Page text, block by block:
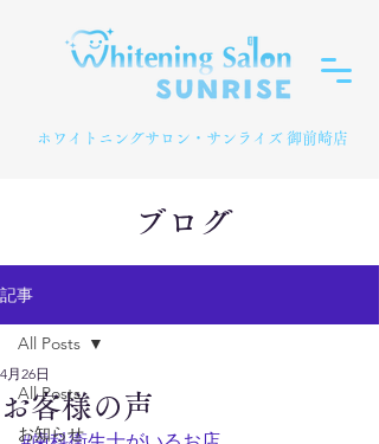
​ホワイトニングサロン・サンライズ 御前崎店
ブログ
記事
All Posts
お知らせ
All Posts
お客様の声
4月26日